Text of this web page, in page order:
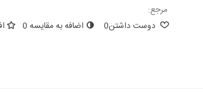
مرجع:
دوست داشتن0 اضافه به مقایسه 0